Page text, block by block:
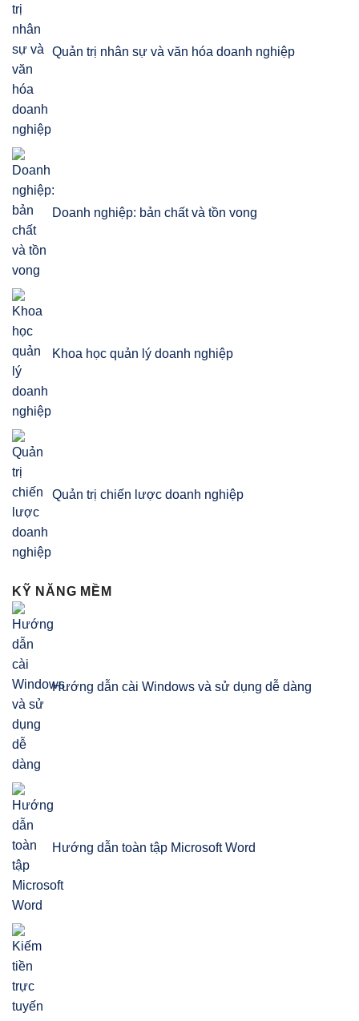
Quản trị nhân sự và văn hóa doanh nghiệp
Doanh nghiệp: bản chất và tồn vong
Khoa học quản lý doanh nghiệp
Quản trị chiến lược doanh nghiệp
KỸ NĂNG MỀM
Hướng dẫn cài Windows và sử dụng dễ dàng
Hướng dẫn toàn tập Microsoft Word